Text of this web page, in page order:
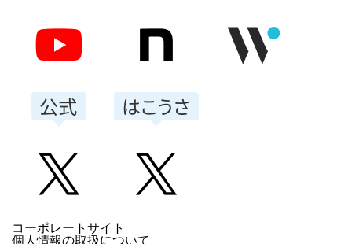
コーポレートサイト
個人情報の取扱について